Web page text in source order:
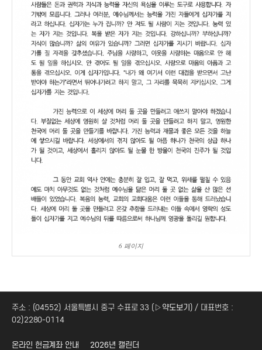
6 페이지
주소 : (04552) 서울특별시 중구 수표로 33 (▷약도보기 ) / 대표번호 :
02)2280-0114
온라인 헌금계좌 안내 2026년 캘린더